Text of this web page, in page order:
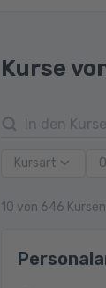
Kurse
Kursart
10 von 646 Kursen